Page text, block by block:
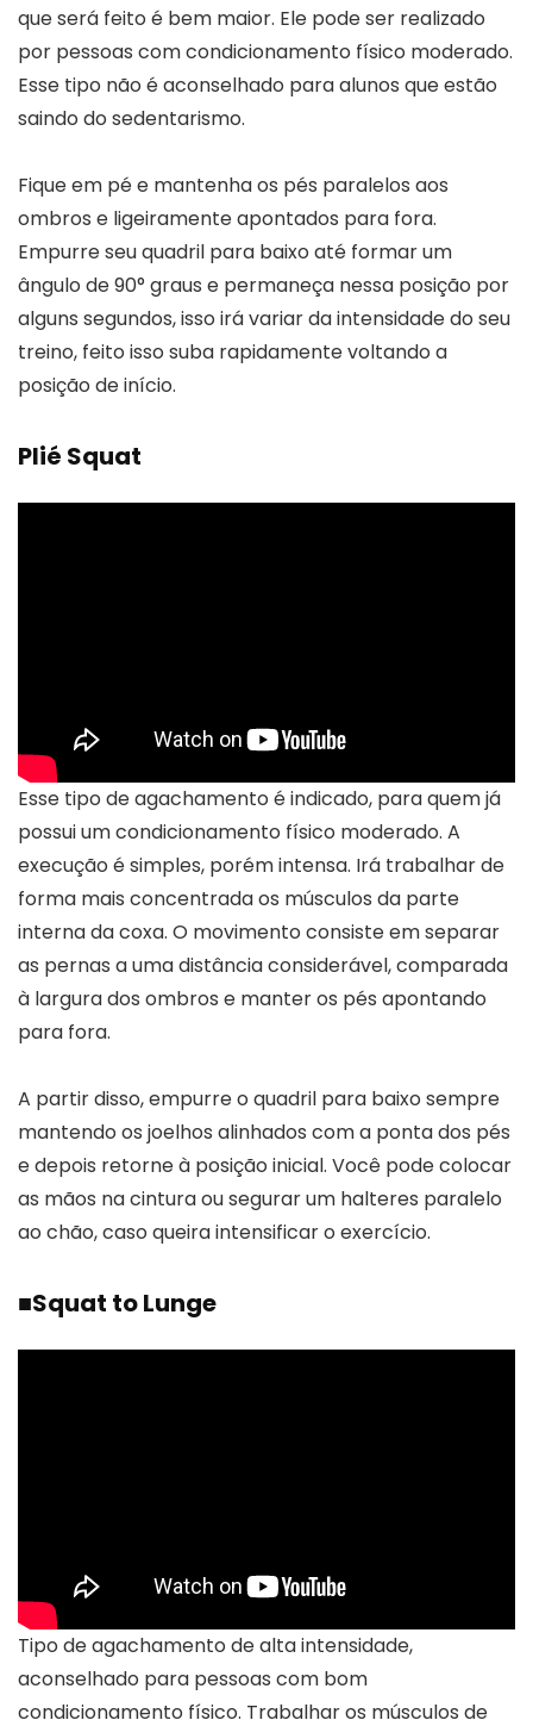
que será feito é bem maior. Ele pode ser realizado
por pessoas com condicionamento físico moderado.
Esse tipo não é aconselhado para alunos que estão
saindo do sedentarismo.
Fique em pé e mantenha os pés paralelos aos
ombros e ligeiramente apontados para fora.
Empurre seu quadril para baixo até formar um
ângulo de 90° graus e permaneça nessa posição por
alguns segundos, isso irá variar da intensidade do seu
treino, feito isso suba rapidamente voltando a
posição de início.
Plié Squat
Esse tipo de agachamento é indicado, para quem já
possui um condicionamento físico moderado. A
execução é simples, porém intensa. Irá trabalhar de
forma mais concentrada os músculos da parte
interna da coxa. O movimento consiste em separar
as pernas a uma distância considerável, comparada
à largura dos ombros e manter os pés apontando
para fora.
A partir disso, empurre o quadril para baixo sempre
mantendo os joelhos alinhados com a ponta dos pés
e depois retorne à posição inicial. Você pode colocar
as mãos na cintura ou segurar um halteres paralelo
ao chão, caso queira intensificar o exercício.
■Squat to Lunge
Tipo de agachamento de alta intensidade,
aconselhado para pessoas com bom
condicionamento físico. Trabalhar os músculos de